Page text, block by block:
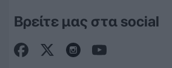
Βρείτε μας στα social